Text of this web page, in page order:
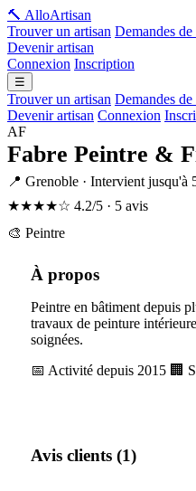
🔨 AlloArtisan
Trouver un artisan Demandes
Devenir artisan
Connexion Inscription
☰
Trouver un artisan Demandes
Devenir artisan Connexion
AF
Fabre Peintre &
📍 Grenoble · Intervient jusqu'à
★★★★☆ 4.2/5 · 5 avis
🎨 Peintre
À propos
Peintre en bâtiment depuis
travaux de peinture
soignées.
📅 Activité depuis 2015 🏢
Avis clients (1)